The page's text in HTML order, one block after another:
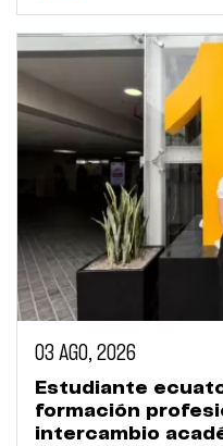
03 AGO, 2026
Estudiante
formación
intercambio